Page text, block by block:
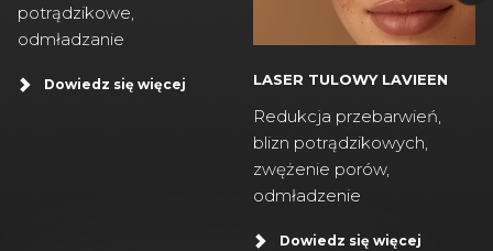
potrądzikowe,
odmładzanie
Dowiedz się więcej LASER TULOWY LAVIEEN
Redukcja przebarwień,
blizn potrądzikowych,
zwężenie porów,
odmładzenie
Dowiedz się więcej